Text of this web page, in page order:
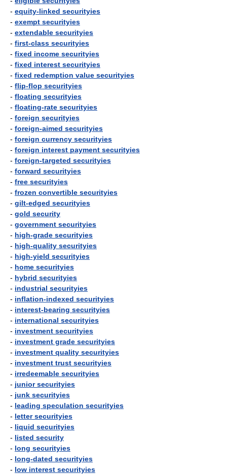
- equity-linked securityies
- exempt securityies
- extendable securityies
- first-class securityies
- fixed income securityies
- fixed interest securityies
- fixed redemption value securityies
- flip-flop securityies
- floating securityies
- floating-rate securityies
- foreign securityies
- foreign-aimed securityies
- foreign currency securityies
- foreign interest payment securityies
- foreign-targeted securityies
- forward securityies
- free securityies
- frozen convertible securityies
- gilt-edged securityies
- gold security
- government securityies
- high-grade securityies
- high-quality securityies
- high-yield securityies
- home securityies
- hybrid securityies
- industrial securityies
- inflation-indexed securityies
- interest-bearing securityies
- international securityies
- investment securityies
- investment grade securityies
- investment quality securityies
- investment trust securityies
- irredeemable securityies
- junior securityies
- junk securityies
- leading speculation securityies
- letter securityies
- liquid securityies
- listed security
- long securityies
- long-dated securityies
- low interest securityies